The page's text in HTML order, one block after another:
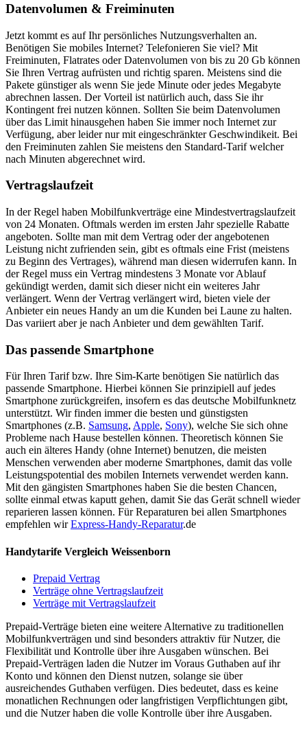
Datenvolumen & Freiminuten
Jetzt kommt es auf Ihr persönliches Nutzungsverhalten an.
Benötigen Sie mobiles Internet? Telefonieren Sie viel? Mit
Freiminuten, Flatrates oder Datenvolumen von bis zu 20 Gb können
Sie Ihren Vertrag aufrüsten und richtig sparen. Meistens sind die
Pakete günstiger als wenn Sie jede Minute oder jedes Megabyte
abrechnen lassen. Der Vorteil ist natürlich auch, dass Sie ihr
Kontingent frei nutzen können. Sollten Sie beim Datenvolumen
über das Limit hinausgehen haben Sie immer noch Internet zur
Verfügung, aber leider nur mit eingeschränkter Geschwindikeit. Bei
den Freiminuten zahlen Sie meistens den Standard-Tarif welcher
nach Minuten abgerechnet wird.
Vertragslaufzeit
In der Regel haben Mobilfunkverträge eine Mindestvertragslaufzeit
von 24 Monaten. Oftmals werden im ersten Jahr spezielle Rabatte
angeboten. Sollte man mit dem Vertrag oder der angebotenen
Leistung nicht zufrienden sein, gibt es oftmals eine Frist (meistens
zu Beginn des Vertrages), während man diesen widerrufen kann. In
der Regel muss ein Vertrag mindestens 3 Monate vor Ablauf
gekündigt werden, damit sich dieser nicht ein weiteres Jahr
verlängert. Wenn der Vertrag verlängert wird, bieten viele der
Anbieter ein neues Handy an um die Kunden bei Laune zu halten.
Das variiert aber je nach Anbieter und dem gewählten Tarif.
Das passende Smartphone
Für Ihren Tarif bzw. Ihre Sim-Karte benötigen Sie natürlich das
passende Smartphone. Hierbei können Sie prinzipiell auf jedes
Smartphone zurückgreifen, insofern es das deutsche Mobilfunknetz
unterstützt. Wir finden immer die besten und günstigsten
Smartphones (z.B. Samsung, Apple, Sony), welche Sie sich ohne
Probleme nach Hause bestellen können. Theoretisch können Sie
auch ein älteres Handy (ohne Internet) benutzen, die meisten
Menschen verwenden aber moderne Smartphones, damit das volle
Leistungspotential des mobilen Internets verwendet werden kann.
Mit den gängisten Smartphones haben Sie die besten Chancen,
sollte einmal etwas kaputt gehen, damit Sie das Gerät schnell wieder
reparieren lassen können. Für Reparaturen bei allen Smartphones
empfehlen wirExpress-Handy-Reparatur.de
Handytarife Vergleich Weissenborn
Prepaid Vertrag
Verträge ohne Vertragslaufzeit
Verträge mit Vertragslaufzeit
Prepaid-Verträge bieten eine weitere Alternative zu traditionellen
Mobilfunkverträgen und sind besonders attraktiv für Nutzer, die
Flexibilität und Kontrolle über ihre Ausgaben wünschen. Bei
Prepaid-Verträgen laden die Nutzer im Voraus Guthaben auf ihr
Konto und können den Dienst nutzen, solange sie über
ausreichendes Guthaben verfügen. Dies bedeutet, dass es keine
monatlichen Rechnungen oder langfristigen Verpflichtungen gibt,
und die Nutzer haben die volle Kontrolle über ihre Ausgaben.